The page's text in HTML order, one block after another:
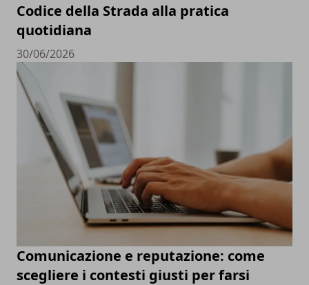
Codice della Strada alla pratica
quotidiana
30/06/2026
Comunicazione e reputazione: come
scegliere i contesti giusti per farsi